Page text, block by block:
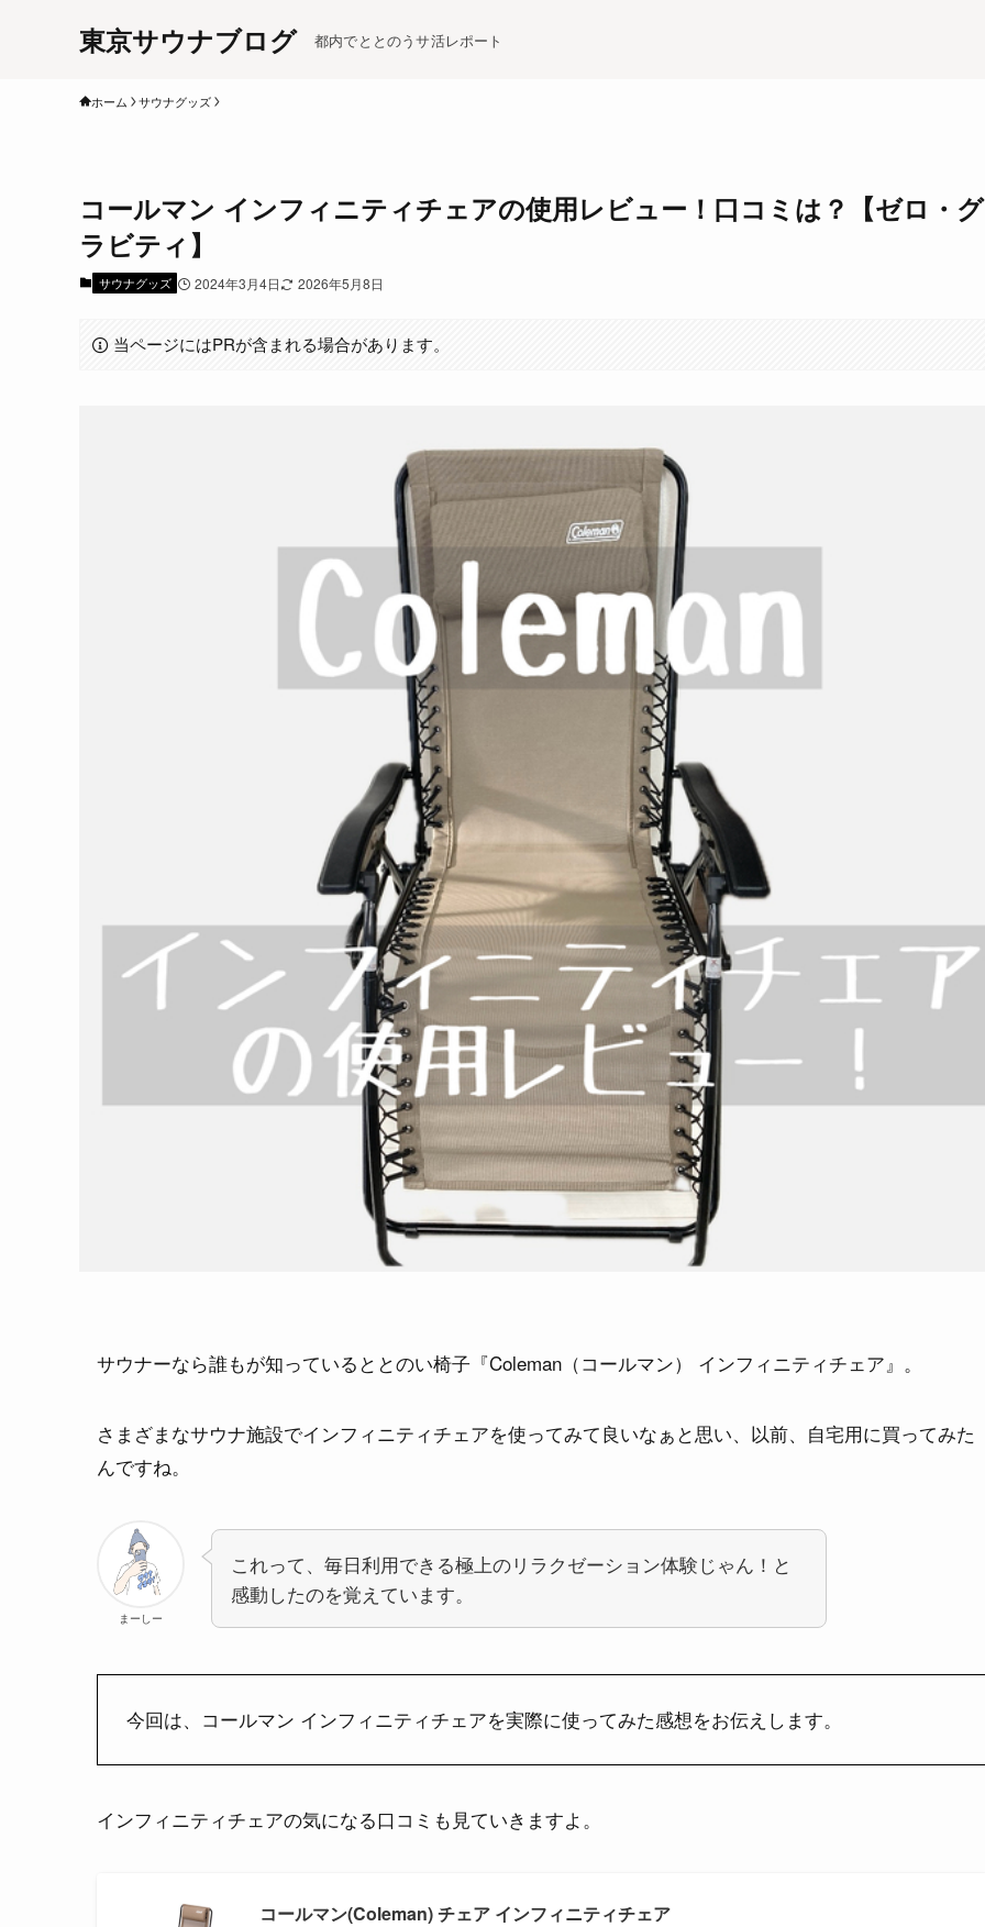
東京サウナブログ 都内でととのうサ活レポート
ホーム サウナグッズ
コールマン インフィニティチェアの使用レビュー！口コミは？【ゼロ・グ
ラビティ】
サウナグッズ 2024年3月4日 2026年5月8日
当ページにはPRが含まれる場合があります。
サウナーなら誰もが知っているととのい椅子『Coleman（コールマン） インフィニティチェア』。
さまざまなサウナ施設でインフィニティチェアを使ってみて良いなぁと思い、以前、自宅用に買ってみた
んですね。
まーしー
これって、毎日利用できる極上のリラクゼーション体験じゃん！と
感動したのを覚えています。
今回は、コールマン インフィニティチェアを実際に使ってみた感想をお伝えします。
インフィニティチェアの気になる口コミも見ていきますよ。
コールマン(Coleman) チェア インフィニティチェア